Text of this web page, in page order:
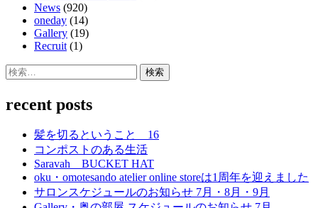
News (920)
oneday (14)
Gallery (19)
Recruit (1)
検
recent posts
髪を切るということ 16
コンポストのある生活
Saravah BUCKET HAT
oku・omotesando atelier online storeは1周年を迎えました
サロンスケジュールのお知らせ 7月・8月・9月